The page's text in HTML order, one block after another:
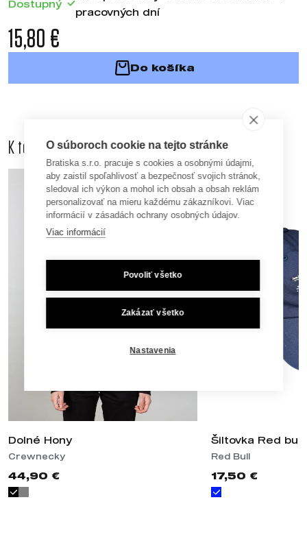
Dostupný
pracovných dní
15,80 €
Do košíka
K tomuto produktu odporúčame dokúpiť aj
Dolné Hony
Crewnecky
44,90 €
Šiltovka Red
Red Bull
17,50 €
O súboroch cookie na tejto stránke
Bratiska s.r.o. pracuje s cookies a osobnými údajmi,
aby zaistil spoľahlivosť a bezpečnosť svojich stránok,
sledoval ich výkon a mohol ich obsah a obsah reklám
personalizovať na mieru každému zákazníkovi. Viac
informácií v zásadách ochrany osobných údajov.
Viac informácií
Povoliť všetko
Zakázať všetko
Nastavenia